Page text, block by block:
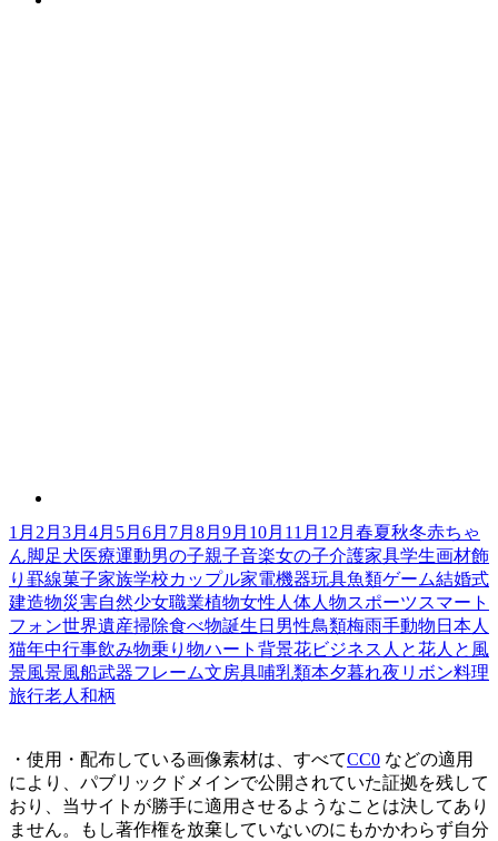
1月 2月 3月 4月 5月 6月 7月 8月 9月 10月 11月 12月 春夏秋冬赤ちゃ
ん脚足犬医療運動男の子親子音楽女の子介護家具学生画材飾
り罫線菓子家族学校カップル家電機器玩具魚類ゲーム結婚式
建造物災害自然少女職業植物女性 人体人物スポーツスマート
フォン世界遺産掃除食べ物誕生日 男性鳥類梅雨手動物 日本人
猫年中行事飲み物乗り物ハート 背景花ビジネス 人と花人と風
景風景風船武器フレーム文房具哺乳類本夕暮れ夜 リボン料理
旅行老人 和柄
・使用・配布している画像素材は、すべてCC0 などの適用
により、パブリックドメインで公開されていた証拠を残して
おり、当サイトが勝手に適用させるようなことは決してあり
ません。もし著作権を放棄していないのにもかかわらず自分